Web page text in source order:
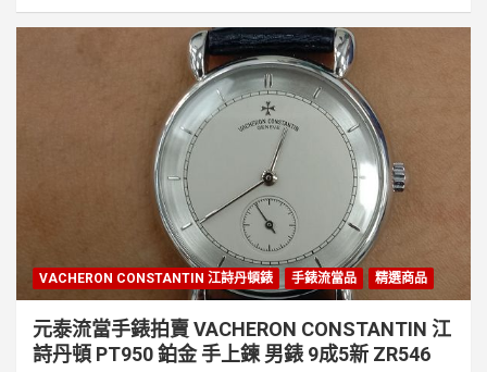
VACHERON CONSTANTIN 江詩丹頓錶 手錶流當品 精選商品
元泰流當手錶拍賣 VACHERON CONSTANTIN 江
詩丹頓 PT950 鉑金 手上鍊 男錶 9成5新 ZR546